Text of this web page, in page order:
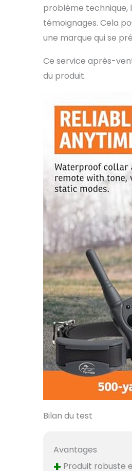
problème technique,
témoignages. Cela
une marque qui se
Ce service après-
du produit.
Bilan du test
Avantages
+ Produit robuste